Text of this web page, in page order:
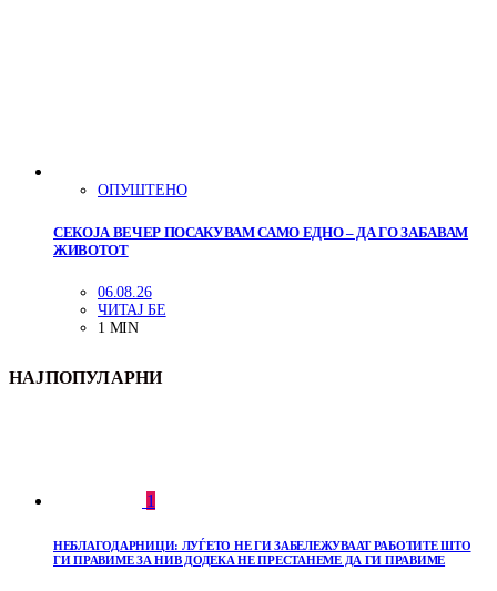
ОПУШТЕНО
СЕКОЈА ВЕЧЕР ПОСАКУВАМ САМО ЕДНО – ДА ГО ЗАБАВАМ
ЖИВОТОТ
06.08.26
ЧИТАЈ БЕ
1 MIN
НАЈПОПУЛАРНИ
1
НЕБЛАГОДАРНИЦИ: ЛУЃЕТО НЕ ГИ ЗАБЕЛЕЖУВААТ РАБОТИТЕ ШТО
ГИ ПРАВИМЕ ЗА НИВ ДОДЕКА НЕ ПРЕСТАНЕМЕ ДА ГИ ПРАВИМЕ